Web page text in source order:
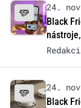
24.
Black
24.
Black